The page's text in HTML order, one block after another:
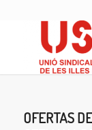
OFERTAS